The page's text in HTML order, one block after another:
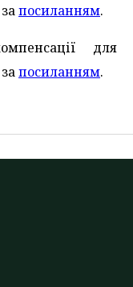
посиланням.
для
посиланням.